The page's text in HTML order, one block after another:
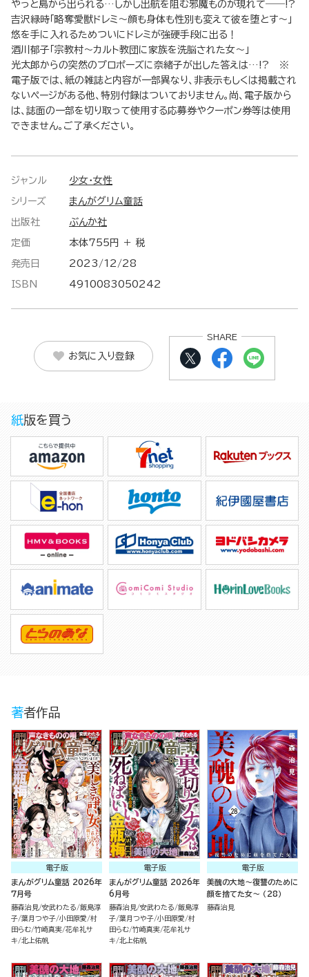
やっと島から出られる…しかし出航を阻む邪魔ものが現れて――!?
吉沢緑時「略奪愛獣ドレミ～顔も身体も性別も変えて彼を堕とす～」
悠を手に入れるためついにドレミが強硬手段に出る！
酒川郁子「宗教村～カルト教団に家族を洗脳された女～」
光太郎からの突然のプロポーズに奈緒子が出した答えは…!? ※
電子版では、紙の雑誌と内容が一部異なり、非表示もしくは掲載され
ないページがある他、特別付録はついておりません。尚、電子版から
は、誌面の一部を切り取って使用する応募券やクーポン券等は使用
できません。ご了承ください。
ジャンル 少女・女性
シリーズ まんがグリム童話
出版社 ぶんか社
定価 本体755円 ＋ 税
発売日 2023/12/28
ISBN 4910083050242
お気に入り登録
SHARE
紙版を買う
著者作品
電子版
まんがグリム童話 2026年
7月号
藤森治見 安武わたる 飯島淳
子 葉月つや子 小田原愛 村
田らむ 竹崎真実 花牟礼サ
キ 北上佑帆
電子版
まんがグリム童話 2026年
6月号
藤森治見 安武わたる 飯島淳
子 葉月つや子 小田原愛 村
田らむ 竹崎真実 花牟礼サ
キ 北上佑帆
電子版
美醜の大地～復讐のために
顔を捨てた女～ （28）
藤森治見